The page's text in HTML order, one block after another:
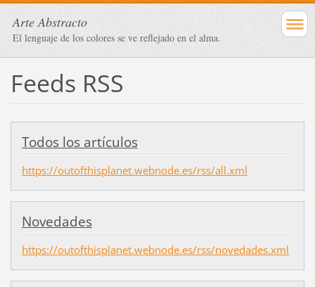
Arte Abstracto
El lenguaje de los colores se ve reflejado en el alma.
Feeds RSS
Todos los artículos
https://outofthisplanet.webnode.es/rss/all.xml
Novedades
https://outofthisplanet.webnode.es/rss/novedades.xml